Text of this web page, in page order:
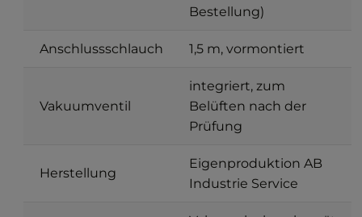
Bestellung)
Anschlussschlauch 1,5 m, vormontiert
Vakuumventil
integriert, zum
Belüften nach der
Prüfung
Herstellung
Eigenproduktion AB
Industrie Service